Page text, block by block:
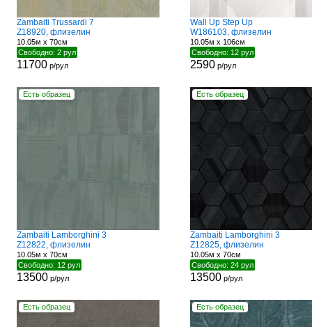
Zambaiti Trussardi 7
Z18920, флизелин
10.05м x 70см
Свободно: 2 рул
11700р/рул
Wall Up Step Up
W186103, флизелин
10.05м x 106см
Свободно: 12 рул
2590р/рул
Есть образец
Zambaiti Lamborghini 3
Z12822, флизелин
10.05м x 70см
Свободно: 12 рул
13500р/рул
Есть образец
Zambaiti Lamborghini 3
Z12825, флизелин
10.05м x 70см
Свободно: 24 рул
13500р/рул
Есть образец Есть образец